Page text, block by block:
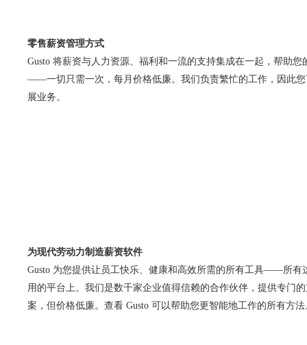
零售薪资管理方式
Gusto 将薪资与人力资源、福利和一流的支持集成在一起，帮助您
——一切只需一次，每月价格低廉。我们负责繁忙的工作，因此
展业务。
为现代劳动力制造薪资软件
Gusto 为您提供让员工快乐、健康和高效所需的所有工具——所有
用的平台上。我们是数千家企业值得信赖的合作伙伴，提供专门
案，但价格低廉。查看 Gusto 可以帮助您更智能地工作的所有方